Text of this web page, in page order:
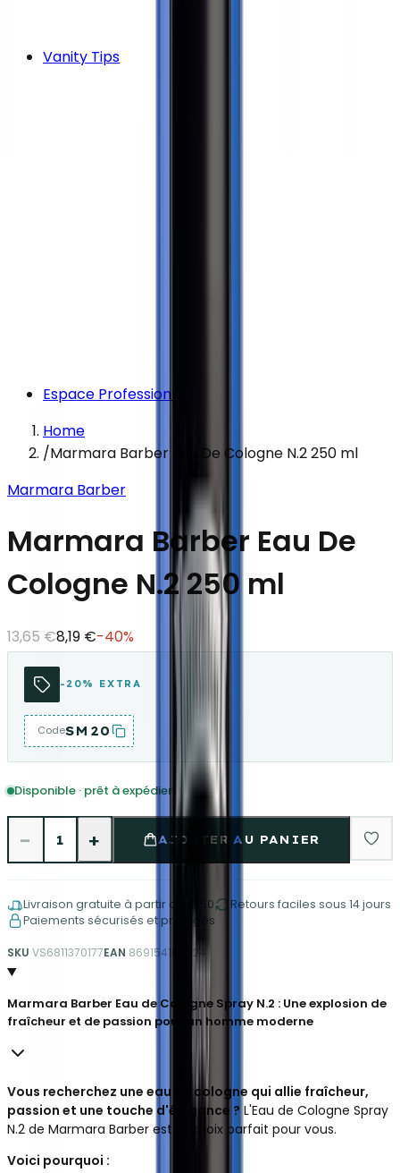
Vanity Tips
Espace Professionnel
Home
/Marmara Barber Eau De Cologne N.2 250 ml
Marmara Barber
Marmara Barber Eau De
Cologne N.2 250 ml
13,65 €8,19 €-40%
-20% EXTRA
CodeSM20
Disponible · prêt à expédier
− 1 + AJOUTER AU PANIER
Livraison gratuite à partir de €150
Retours faciles sous 14 jours
Paiements sécurisés et protégés
SKU VS6811370177EAN 8691541001124
Marmara Barber Eau de Cologne Spray N.2 : Une explosion de
fraîcheur et de passion pour un homme moderne
Vous recherchez une eau de cologne qui allie fraîcheur,
passion et une touche d'élégance ? L'Eau de Cologne Spray
N.2 de Marmara Barber est le choix parfait pour vous.
Voici pourquoi :